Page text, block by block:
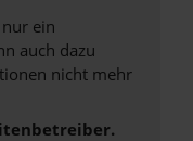
ein
auch dazu
nicht mehr